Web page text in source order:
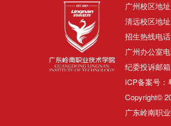
广州校区地
清远校区地
招生热线电
广州办公室
纪委投诉邮
ICP备案号：
Copyright©
广东岭南职